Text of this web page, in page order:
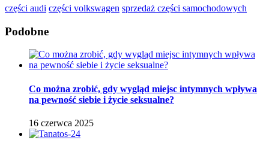
części audi części volkswagen sprzedaż części samochodowych
Podobne
Co można zrobić, gdy wygląd miejsc intymnych wpływa
na pewność siebie i życie seksualne?
16 czerwca 2025